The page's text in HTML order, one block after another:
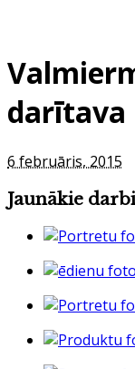
darītava
6 februāris, 2015
Jaunākie darbi